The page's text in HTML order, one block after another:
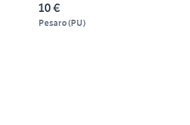
10 €
Pesaro(PU)